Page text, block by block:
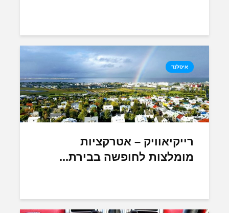
איסלנד
רייקיאוויק – אטרקציות
מומלצות לחופשה בבירת...